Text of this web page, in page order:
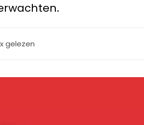
gelezen